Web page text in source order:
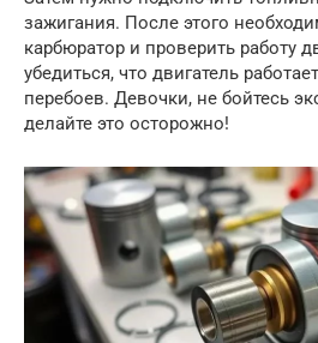
зажигания. После этого
карбюратор и проверить работу
убедиться, что двигатель
перебоев. Девочки, не бойтесь
делайте это осторожно!